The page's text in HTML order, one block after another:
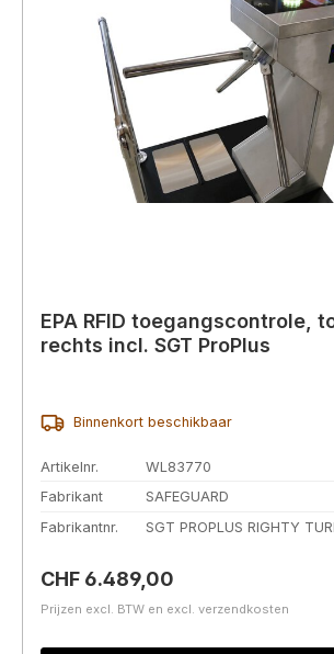
EPA RFID toegangscontrole,
rechts incl. SGT ProPlus
Binnenkort beschikbaar
Artikelnr.
WL83770
Fabrikant
SAFEGUARD
Fabrikantnr.
SGT PROPLUS RIGHTY
Normale prijs:
CHF 6.489,00
Prijzen excl. BTW en excl. verzendkosten